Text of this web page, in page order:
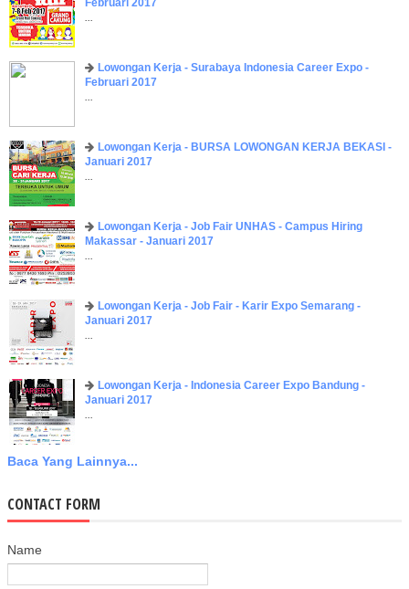
Februari 2017
...
Lowongan Kerja - Surabaya Indonesia Career Expo -
Februari 2017
...
Lowongan Kerja - BURSA LOWONGAN KERJA BEKASI -
Januari 2017
...
Lowongan Kerja - Job Fair UNHAS - Campus Hiring
Makassar - Januari 2017
...
Lowongan Kerja - Job Fair - Karir Expo Semarang -
Januari 2017
...
Lowongan Kerja - Indonesia Career Expo Bandung -
Januari 2017
...
Baca Yang Lainnya...
CONTACT FORM
Name